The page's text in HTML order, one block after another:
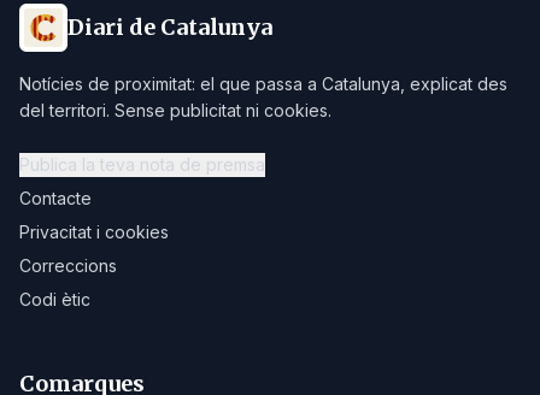
Diari de Catalunya
Notícies de proximitat: el que passa a Catalunya, explicat des
del territori. Sense publicitat ni cookies.
Publica la teva nota de premsa
Contacte
Privacitat i cookies
Correccions
Codi ètic
Comarques